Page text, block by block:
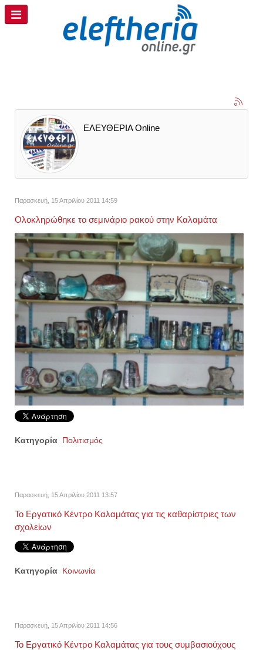
ΕΛΕΥΘΕΡΙΑ Online
Παρασκευή, 15 Απριλίου 2011 14:59
Ολοκληρώθηκε το σεμινάριο ρακού στην Καλαμάτα
Κατηγορία Πολιτισμός
Παρασκευή, 15 Απριλίου 2011 13:57
Το Εργατικό Κέντρο Καλαμάτας για τις καθαρίστριες των
σχολείων
Κατηγορία Κοινωνία
Παρασκευή, 15 Απριλίου 2011 14:56
Το Εργατικό Κέντρο Καλαμάτας για τους συμβασιούχους